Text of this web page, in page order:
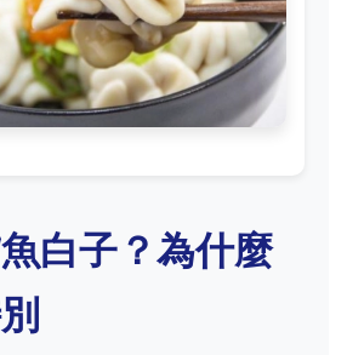
白子？為什麼